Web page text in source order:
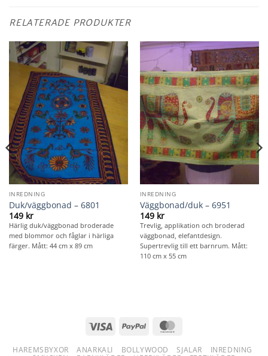
RELATERADE PRODUKTER
INREDNING
Duk/väggbonad – 6801
149 kr
Härlig duk/väggbonad broderade
med blommor och fåglar i härliga
färger. Mått: 44 cm x 89 cm
INREDNING
Väggbonad/duk – 6951
149 kr
Trevlig, applikation och broderad
väggbonad, elefantdesign.
Supertrevlig till ett barnrum. Mått:
110 cm x 55 cm
Visa PayPal
HAREMSBYXOR ANARKALI BOLLYWOOD SJALAR
INREDNING